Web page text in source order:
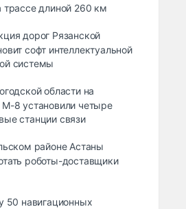
трассе длиной 260 км
дорог Рязанской
софт интеллектуальной
системы
области на
М-8 установили четыре
станции связи
районе Астаны
роботы-доставщики
50 навигационных